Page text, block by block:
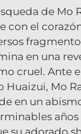
de Mo
con el
en una
cruel. Ante
Huaizui, Mo
en un
años
su adorado